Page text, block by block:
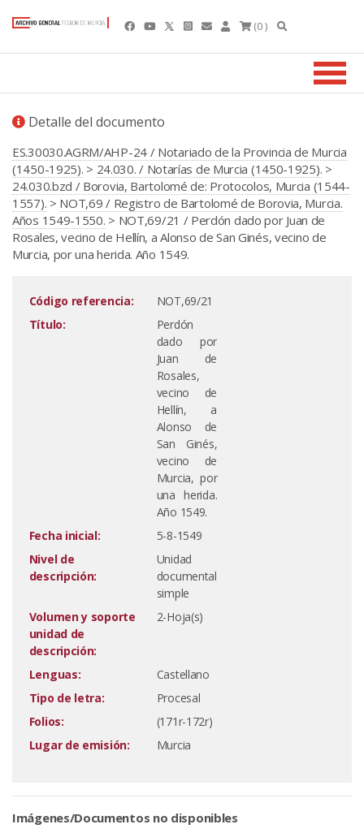
(0 )
Detalle del documento
ES.30030.AGRM/AHP-24 / Notariado de la Provincia de Murcia
(1450-1925). > 24.030. / Notarías de Murcia (1450-1925). >
24.030.bzd / Borovia, Bartolomé de: Protocolos, Murcia (1544-
1557). > NOT,69 / Registro de Bartolomé de Borovia, Murcia.
Años 1549-1550. > NOT,69/21 / Perdón dado por Juan de
Rosales, vecino de Hellín, a Alonso de San Ginés, vecino de
Murcia, por una herida. Año 1549.
Código referencia:
NOT,69/21
Título:
Perdón
dado por
Juan de
Rosales,
vecino de
Hellín, a
Alonso de
San Ginés,
vecino de
Murcia, por
una herida.
Año 1549.
Fecha inicial:
5-8-1549
Nivel de
descripción:
Unidad
documental
simple
Volumen y soporte
unidad de
descripción:
2-Hoja(s)
Lenguas:
Castellano
Tipo de letra:
Procesal
Folios:
(171r-172r)
Lugar de emisión:
Murcia
Imágenes/Documentos no disponibles